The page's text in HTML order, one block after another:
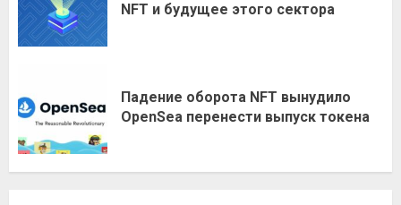
NFT и будущее этого сектора
Падение оборота NFT вынудило
OpenSea перенести выпуск токена